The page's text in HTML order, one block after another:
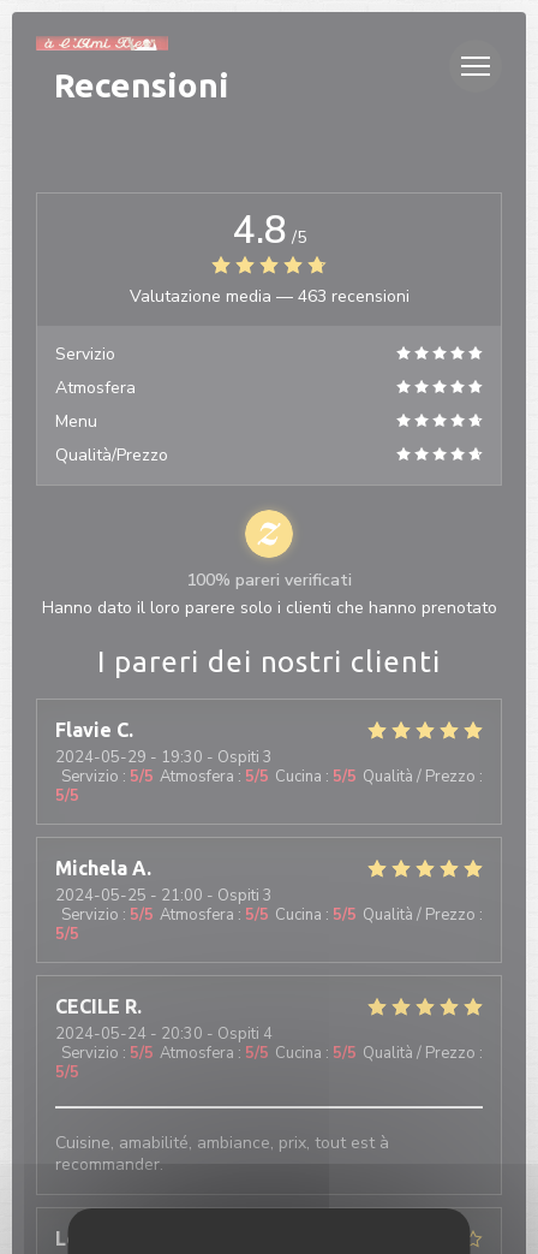
Personalizzazione delle tue scelte sui cookie
Recensioni
I pareri dei nostri clienti
Flavie C
2024-05-29 - 19:30 - Ospiti 3
Servizio : 5/5 Atmosfera : 5/5 Cucina : 5/5 Qualità / Prezzo :
5/5
Michela A
2024-05-25 - 21:00 - Ospiti 3
Servizio : 5/5 Atmosfera : 5/5 Cucina : 5/5 Qualità / Prezzo :
5/5
CECILE R
2024-05-24 - 20:30 - Ospiti 4
Servizio : 5/5 Atmosfera : 5/5 Cucina : 5/5 Qualità / Prezzo :
5/5
Cuisine, amabilité, ambiance, prix, tout est à
recommander.
Lorraine
4.8 /5
Valutazione media — 463 recensioni
Servizio
Atmosfera
Menu
Qualità/Prezzo
100% pareri verificati
Hanno dato il loro parere solo i clienti che hanno prenotato